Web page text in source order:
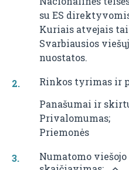
su ES
Kuriais atvejais
Svarbiausios
nuostatos.
Rinkos tyrimas ir
Panašumai ir
Privalomumas;
Priemonės
Numatomo